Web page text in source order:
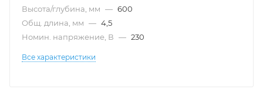
Высота/глубина, мм — 600
Общ. длина, мм — 4,5
Номин. напряжение, В — 230
Все характеристики